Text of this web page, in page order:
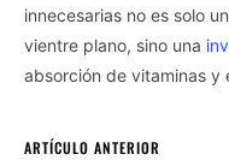
innecesarias no es solo
vientre plano, sino una
absorción de vitaminas y
ARTÍCULO ANTERIOR